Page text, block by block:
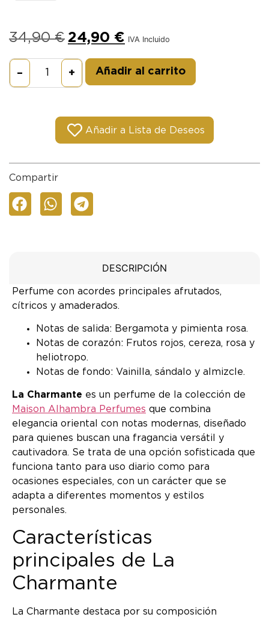
34,90€ 24,90 € IVA Incluido
– + Añadir al carrito
Añadir a Lista de Deseos
Compartir
DESCRIPCIÓN
Perfume con acordes principales afrutados,
cítricos y amaderados.
Notas de salida: Bergamota y pimienta rosa.
Notas de corazón: Frutos rojos, cereza, rosa y
heliotropo.
Notas de fondo: Vainilla, sándalo y almizcle.
La Charmante es un perfume de la colección de
Maison Alhambra Perfumes que combina
elegancia oriental con notas modernas, diseñado
para quienes buscan una fragancia versátil y
cautivadora. Se trata de una opción sofisticada que
funciona tanto para uso diario como para
ocasiones especiales, con un carácter que se
adapta a diferentes momentos y estilos
personales.
Características
principales de La
Charmante
La Charmante destaca por su composición